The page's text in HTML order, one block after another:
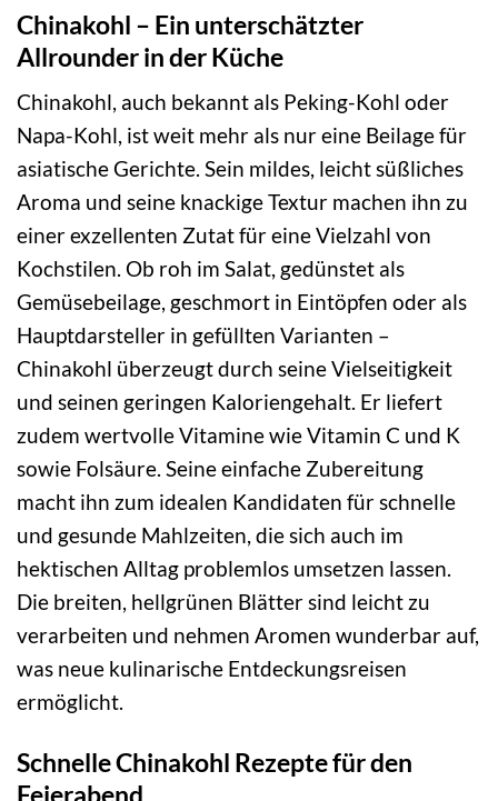
Chinakohl – Ein unterschätzter
Allrounder in der Küche
Chinakohl, auch bekannt als Peking-Kohl oder
Napa-Kohl, ist weit mehr als nur eine Beilage für
asiatische Gerichte. Sein mildes, leicht süßliches
Aroma und seine knackige Textur machen ihn zu
einer exzellenten Zutat für eine Vielzahl von
Kochstilen. Ob roh im Salat, gedünstet als
Gemüsebeilage, geschmort in Eintöpfen oder als
Hauptdarsteller in gefüllten Varianten –
Chinakohl überzeugt durch seine Vielseitigkeit
und seinen geringen Kaloriengehalt. Er liefert
zudem wertvolle Vitamine wie Vitamin C und K
sowie Folsäure. Seine einfache Zubereitung
macht ihn zum idealen Kandidaten für schnelle
und gesunde Mahlzeiten, die sich auch im
hektischen Alltag problemlos umsetzen lassen.
Die breiten, hellgrünen Blätter sind leicht zu
verarbeiten und nehmen Aromen wunderbar auf,
was neue kulinarische Entdeckungsreisen
ermöglicht.
Schnelle Chinakohl Rezepte für den
Feierabend